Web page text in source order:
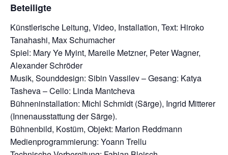
Beteiligte
Künstlerische Leitung, Video, Installation, Text: Hiroko
Tanahashi, Max Schumacher
Spiel: Mary Ye Myint, Mareile Metzner, Peter Wagner,
Alexander Schröder
Musik, Sounddesign: Sibin Vassilev – Gesang: Katya
Tasheva – Cello: Linda Mantcheva
Bühneninstallation: Michl Schmidt (Särge), Ingrid Mitterer
(Innenausstattung der Särge).
Bühnenbild, Kostüm, Objekt: Marion Reddmann
Medienprogrammierung: Yoann Trellu